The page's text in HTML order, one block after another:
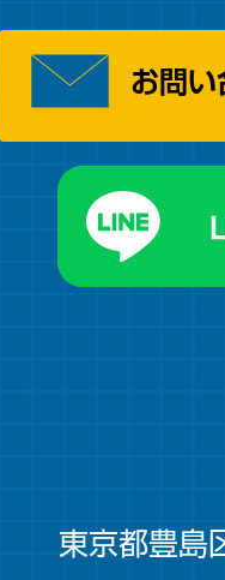
お問い
東京都豊島